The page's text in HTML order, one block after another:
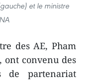
et le ministre
des AE, Pham
convenu des
de partenariat